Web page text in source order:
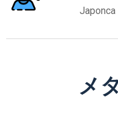
Japonca
メ